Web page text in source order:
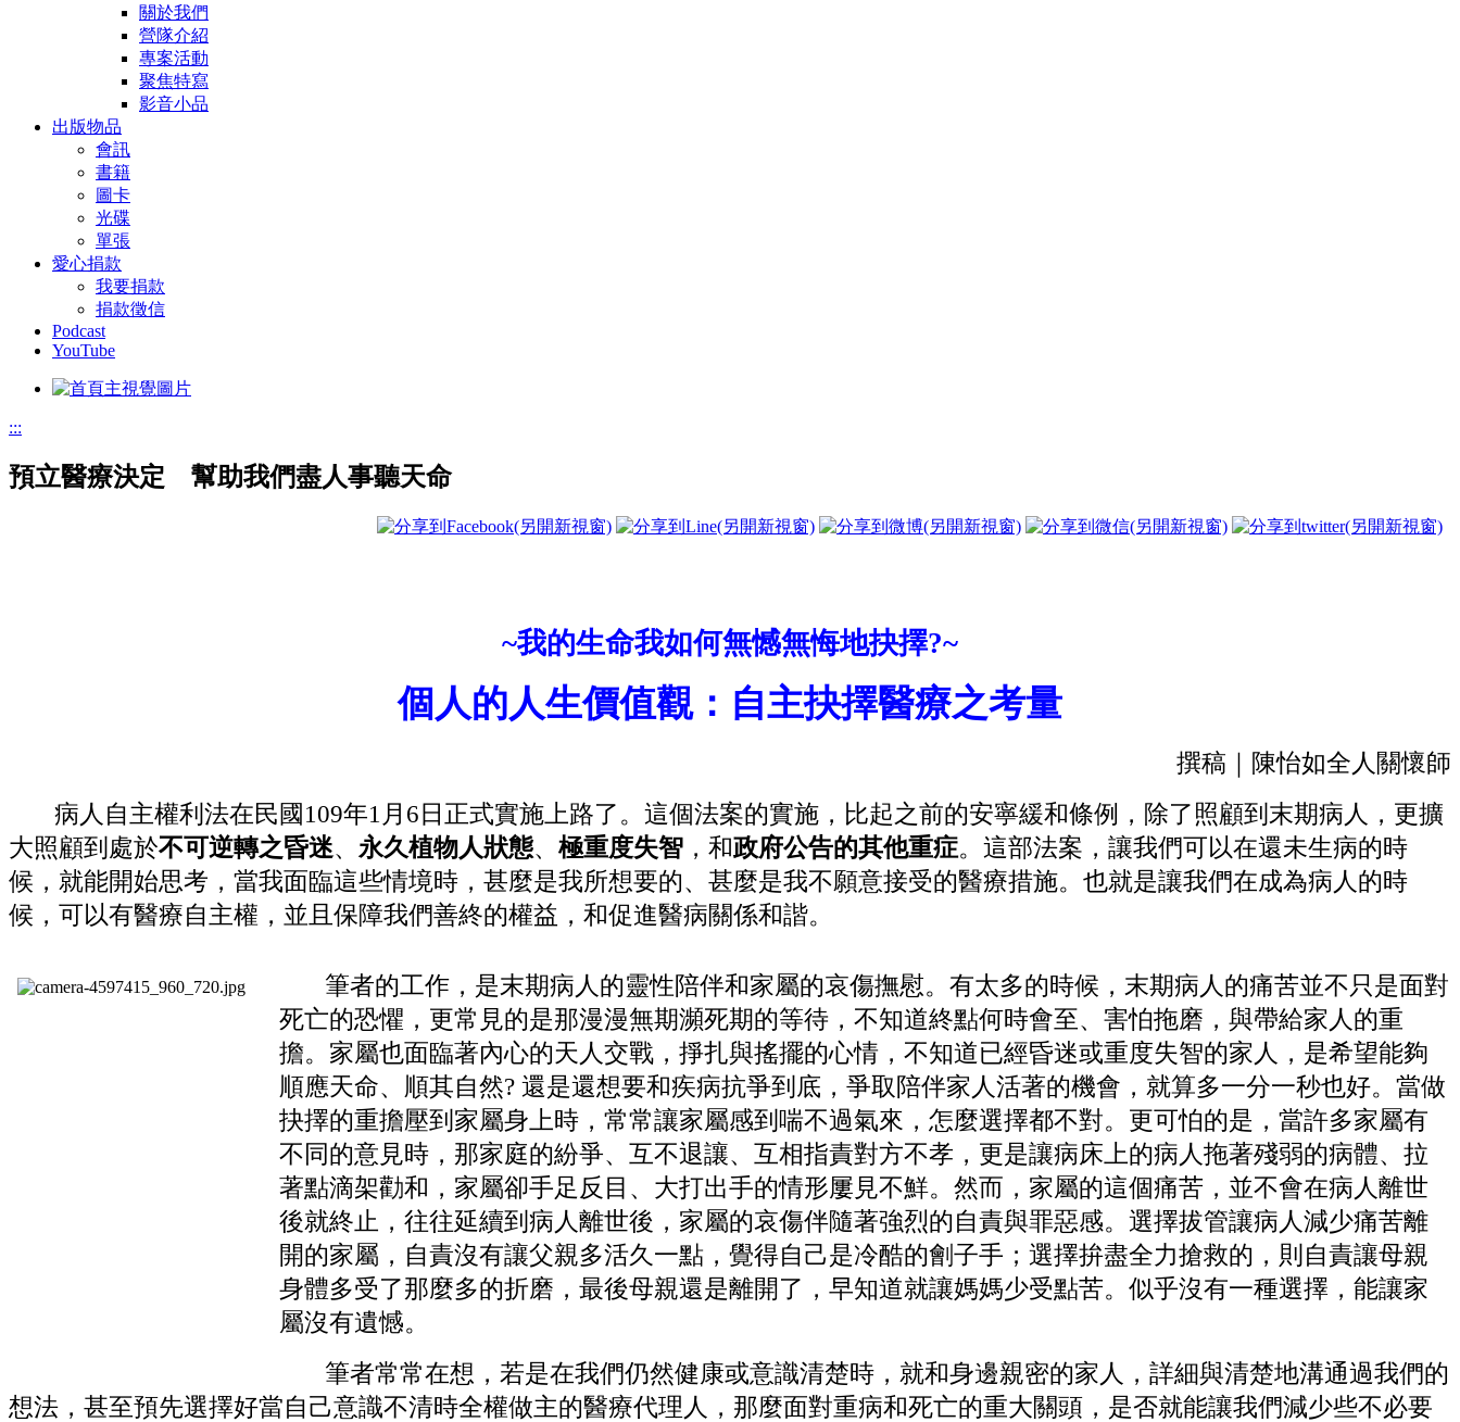
關於我們
營隊介紹
專案活動
聚焦特寫
影音小品
出版物品
會訊
書籍
圖卡
光碟
單張
愛心捐款
我要捐款
捐款徵信
Podcast
YouTube
:::
預立醫療決定 幫助我們盡人事聽天命
~我的生命我如何無憾無悔地抉擇?~
個人的人生價值觀：自主抉擇醫療之考量
撰稿｜陳怡如全人關懷師
病人自主權利法在民國109年1月6日正式實施上路了。這個法案的實施，比起之前的安寧緩和條例，除了照顧到末期病人，更擴
大照顧到處於不可逆轉之昏迷、 永久植物人狀態、 極重度失智 ，和政府公告的其他重症。這部法案，讓我們可以在還未生病的時
候，就能開始思考，當我面臨這些情境時，甚麼是我所想要的、甚麼是我不願意接受的醫療措施。也就是讓我們在成為病人的時
候，可以有醫療自主權，並且保障我們善終的權益，和促進醫病關係和諧。
筆者的工作，是末期病人的靈性陪伴和家屬的哀傷撫慰。有太多的時候，末期病人的痛苦並不只是面對
死亡的恐懼，更常見的是那漫漫無期瀕死期的等待，不知道終點何時會至、害怕拖磨，與帶給家人的重
擔。家屬也面臨著內心的天人交戰，掙扎與搖擺的心情，不知道已經昏迷或重度失智的家人，是希望能夠
順應天命、順其自然? 還是還想要和疾病抗爭到底，爭取陪伴家人活著的機會，就算多一分一秒也好。當做
抉擇的重擔壓到家屬身上時，常常讓家屬感到喘不過氣來，怎麼選擇都不對。更可怕的是，當許多家屬有
不同的意見時，那家庭的紛爭、互不退讓、互相指責對方不孝，更是讓病床上的病人拖著殘弱的病體、拉
著點滴架勸和，家屬卻手足反目、大打出手的情形屢見不鮮。然而，家屬的這個痛苦，並不會在病人離世
後就終止，往往延續到病人離世後，家屬的哀傷伴隨著強烈的自責與罪惡感。選擇拔管讓病人減少痛苦離
開的家屬，自責沒有讓父親多活久一點，覺得自己是冷酷的劊子手；選擇拚盡全力搶救的，則自責讓母親
身體多受了那麼多的折磨，最後母親還是離開了，早知道就讓媽媽少受點苦。似乎沒有一種選擇，能讓家
屬沒有遺憾。
筆者常常在想，若是在我們仍然健康或意識清楚時，就和身邊親密的家人，詳細與清楚地溝通過我們的
想法，甚至預先選擇好當自己意識不清時全權做主的醫療代理人，那麼面對重病和死亡的重大關頭，是否就能讓我們減少些不必要